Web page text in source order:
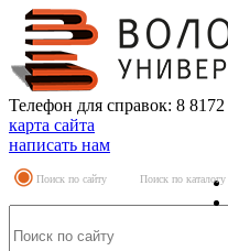
Телефон для справок: 8
карта сайта
написать нам
Поиск по сайту Поиск по каталогу